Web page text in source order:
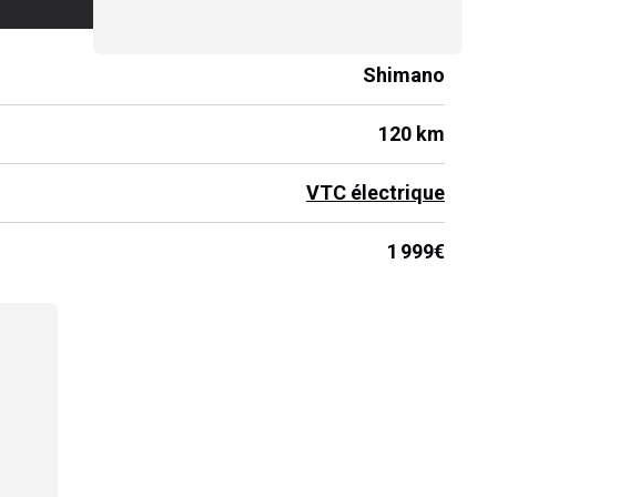
Shimano
120 km
VTC électrique
1 999€